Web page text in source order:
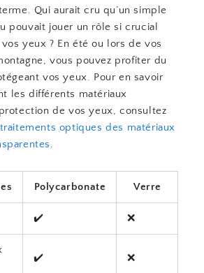
Qui aurait cru qu’un simple
pouvait jouer un rôle si crucial
yeux ? En été ou lors de vos
vous pouvez profiter du
vos yeux. Pour en savoir
les différents matériaux
de vos yeux, consultez
optiques des matériaux
.
Polycarbonate Verre
✔️ ❌
✔️ ❌